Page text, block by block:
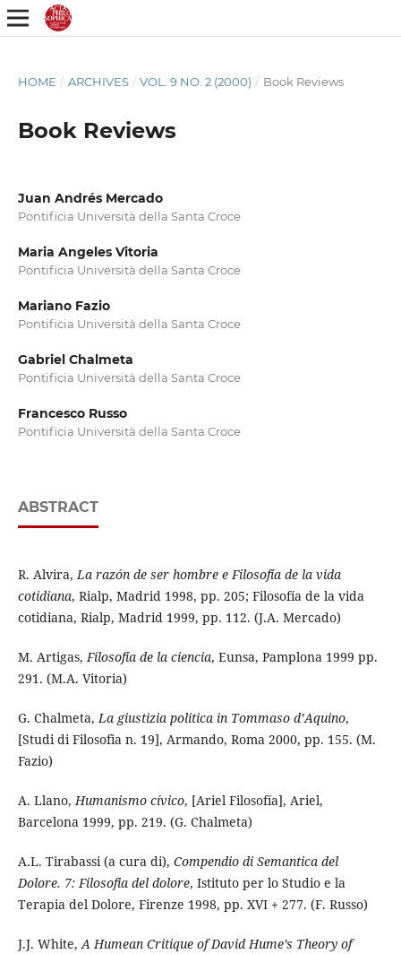
HOME / ARCHIVES / VOL. 9 NO. 2 (2000) / Book Reviews
Book Reviews
Juan Andrés Mercado
Pontificia Università della Santa Croce
Maria Angeles Vitoria
Pontificia Università della Santa Croce
Mariano Fazio
Pontificia Università della Santa Croce
Gabriel Chalmeta
Pontificia Università della Santa Croce
Francesco Russo
Pontificia Università della Santa Croce
ABSTRACT
R. Alvira,La razón de ser hombre e Filosofía de la vida
cotidiana, Rialp, Madrid 1998, pp. 205; Filosofía de la vida
cotidiana, Rialp, Madrid 1999, pp. 112. (J.A. Mercado)
M. Artigas,Filosofía de la ciencia, Eunsa, Pamplona 1999 pp.
291. (M.A. Vitoria)
G. Chalmeta,La giustizia politica in Tommaso d’Aquino,
[Studi di Filosofia n. 19], Armando, Roma 2000, pp. 155. (M.
Fazio)
A. Llano,Humanismo cívico, [Ariel Filosofía], Ariel,
Barcelona 1999, pp. 219. (G. Chalmeta)
A.L. Tirabassi (a cura di), Compendio di Semantica del
Dolore. 7: Filosofia del dolore, Istituto per lo Studio e la
Terapia del Dolore, Firenze 1998, pp. XVI + 277. (F. Russo)
J.J. White,A Humean Critique of David Hume’s Theory of